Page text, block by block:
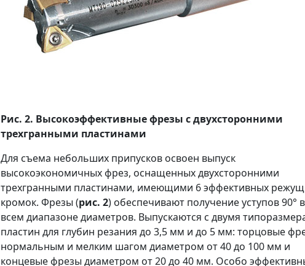
Рис. 2. Высокоэффективные фрезы с двухсторонними
трехгранными пластинами
Для съема небольших припусков освоен выпуск
высокоэкономичных фрез, оснащенных двухсторонними
трехгранными пластинами, имеющими 6 эффективных
кромок. Фрезы (рис. 2) обеспечивают получение уступов 90°
всем диапазоне диаметров. Выпускаются с двумя
пластин для глубин резания до 3,5 мм и до 5 мм: торцовые
нормальным и мелким шагом диаметром от 40 до 100 мм и
концевые фрезы диаметром от 20 до 40 мм. Особо